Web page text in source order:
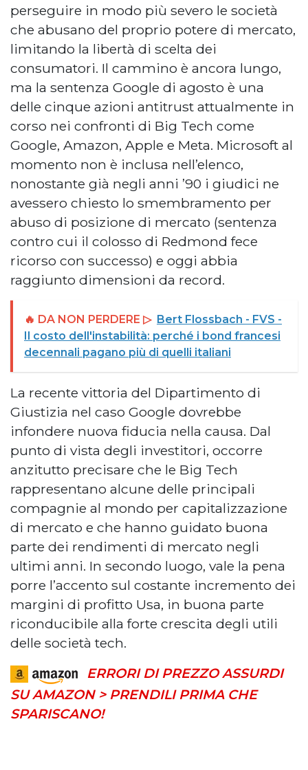
perseguire in modo più severo le società
che abusano del proprio potere di mercato,
limitando la libertà di scelta dei
consumatori. Il cammino è ancora lungo,
ma la sentenza Google di agosto è una
delle cinque azioni antitrust attualmente in
corso nei confronti di Big Tech come
Google, Amazon, Apple e Meta. Microsoft al
momento non è inclusa nell’elenco,
nonostante già negli anni ’90 i giudici ne
avessero chiesto lo smembramento per
abuso di posizione di mercato (sentenza
contro cui il colosso di Redmond fece
ricorso con successo) e oggi abbia
raggiunto dimensioni da record.
🔥 DA NON PERDERE ▷ Bert Flossbach - FVS -
Il costo dell'instabilità: perché i bond francesi
decennali pagano più di quelli italiani
La recente vittoria del Dipartimento di
Giustizia nel caso Google dovrebbe
infondere nuova fiducia nella causa. Dal
punto di vista degli investitori, occorre
anzitutto precisare che le Big Tech
rappresentano alcune delle principali
compagnie al mondo per capitalizzazione
di mercato e che hanno guidato buona
parte dei rendimenti di mercato negli
ultimi anni. In secondo luogo, vale la pena
porre l’accento sul costante incremento dei
margini di profitto Usa, in buona parte
riconducibile alla forte crescita degli utili
delle società tech.
ERRORI DI PREZZO ASSURDI
SU AMAZON > PRENDILI PRIMA CHE
SPARISCANO!